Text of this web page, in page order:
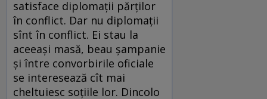
satisface diplomaţii părţilor
în conflict. Dar nu diplomaţii
sînt în conflict. Ei stau la
aceeaşi masă, beau şampanie
şi între convorbirile oficiale
se interesează cît mai
cheltuiesc soţiile lor. Dincolo